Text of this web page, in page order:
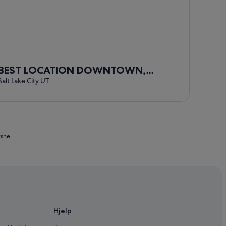
LOCATION DOWNTOWN,
FURNISHINGS
Lake City UT
Hjelp